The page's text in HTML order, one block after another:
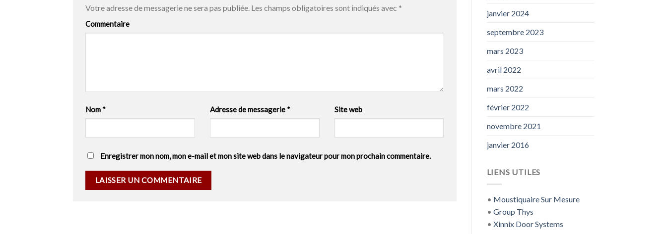
Votre adresse de messagerie ne sera pas publiée. Les champs obligatoires sont indiqués avec *
Commentaire
Nom* Adresse de messagerie* Site web
Enregistrer mon nom, mon e-mail et mon site web dans le navigateur pour mon prochain commentaire.
janvier 2024
septembre 2023
mars 2023
avril 2022
mars 2022
février 2022
novembre 2021
janvier 2016
LIENS UTILES
• Moustiquaire Sur Mesure
• Group Thys
• Xinnix Door Systems